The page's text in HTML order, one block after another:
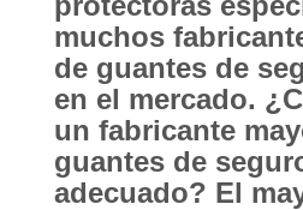
muchos
de guantes de
en el mercado.
un fabricante
guantes de
adecuado? El